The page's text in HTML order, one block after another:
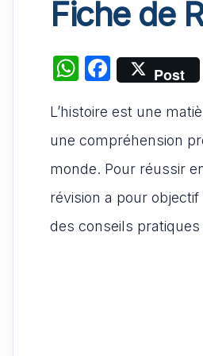
Fiche de
W
at
s
A
p
p
F
a
c
e
b
o
o
Post
L’histoire est une
une compréhension
monde. Pour réussir
révision a pour
des conseils